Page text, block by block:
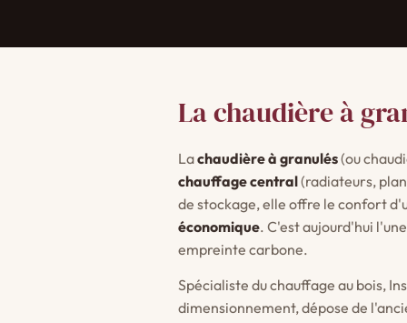
La chaudière à
Lachaudière à granulés(ou
chauffage central(radiateurs,
de stockage, elle offre le confort
économique. C'est aujourd'hui
empreinte carbone.
Spécialiste du chauffage au bois,
dimensionnement, dépose de